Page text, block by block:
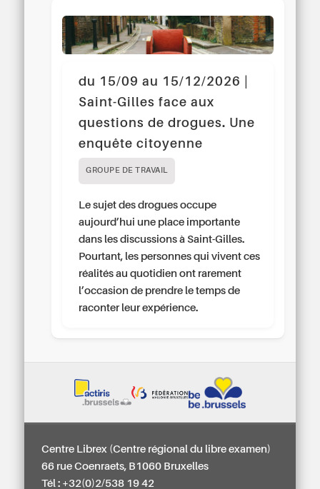
du 15/09 au 15/12/2026 |
Saint-Gilles face aux
questions de drogues. Une
enquête citoyenne
GROUPE DE TRAVAIL
Le sujet des drogues occupe
aujourd’hui une place importante
dans les discussions à Saint-Gilles.
Pourtant, les personnes qui vivent ces
réalités au quotidien ont rarement
l’occasion de prendre le temps de
raconter leur expérience.
Centre Librex (Centre régional du libre examen)
66 rue Coenraets, B1060 Bruxelles
Tél : +32(0)2/538 19 42